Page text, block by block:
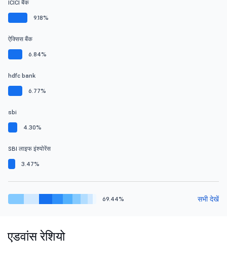
ICICI बैंक
9.18%
ऐक्सिस बैंक
6.84%
hdfc bank
6.77%
sbi
4.30%
SBI लाइफ इंश्योरेंस
3.47%
69.44% सभी देखें
एडवांस रेशियो